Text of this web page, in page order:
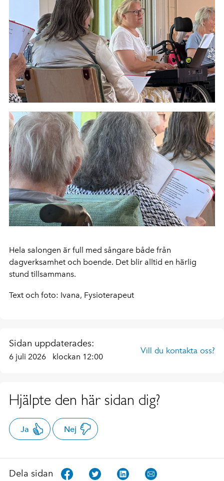
Hela salongen är full med sångare både från
dagverksamhet och boende. Det blir alltid en härlig
stund tillsammans.
Text och foto: Ivana, Fysioterapeut
Sidan uppdaterades:
6 juli 2026 klockan 12:00
Vill du kontakta oss?
Hjälpte den här sidan dig?
Ja Nej
Dela sidan